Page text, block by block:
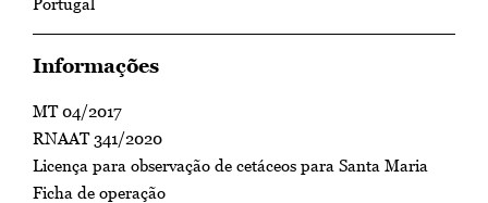
Informações
MT 04/2017
RNAAT 341/2020
Licença para observação de cetáceos para Santa Maria
Ficha de operação